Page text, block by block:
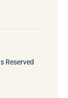
Reserved